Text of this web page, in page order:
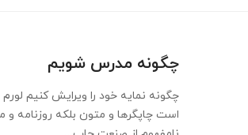
چگونه مدرس شویم
چگونه نمایه خود را ویرایش کنیم
است چاپگرها و متون بلکه روزنامه